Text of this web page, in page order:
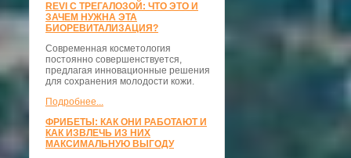
REVI С ТРЕГАЛОЗОЙ: ЧТО ЭТО И
ЗАЧЕМ НУЖНА ЭТА
БИОРЕВИТАЛИЗАЦИЯ?
Современная косметология
постоянно совершенствуется,
предлагая инновационные решения
для сохранения молодости кожи.
Подробнее...
ФРИБЕТЫ: КАК ОНИ РАБОТАЮТ И
КАК ИЗВЛЕЧЬ ИЗ НИХ
МАКСИМАЛЬНУЮ ВЫГОДУ